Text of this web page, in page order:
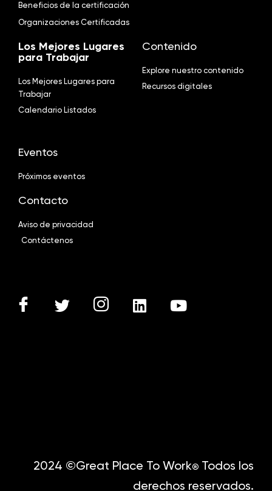
Beneficios de la certificación
Organizaciones Certificadas
Los Mejores Lugares
para Trabajar
Los Mejores Lugares para
Trabajar
Calendario Listados
Contenido
Explore nuestro contenido
Recursos digitales
Eventos
Próximos eventos
Contacto
Aviso de privacidad
Contáctenos
2024 ©Great Place To Work® Todos los
derechos reservados.